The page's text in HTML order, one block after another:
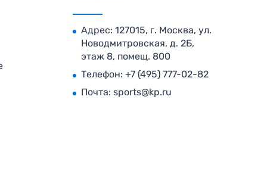
Адрес: 127015, г. Москва, ул.
Новодмитровская, д. 2Б,
этаж 8, помещ. 800
Телефон: +7 (495) 777-02-82
Почта: sports@kp.ru